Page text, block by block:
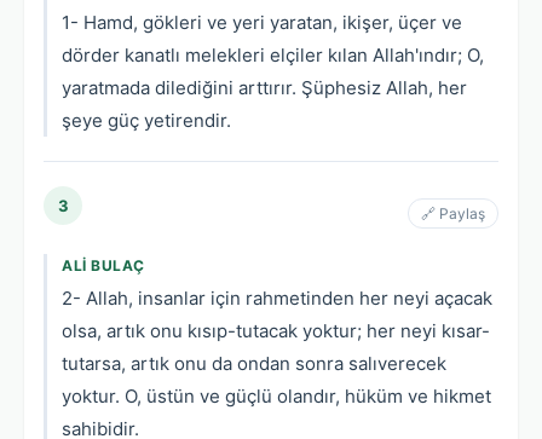
1- Hamd, gökleri ve yeri yaratan, ikişer, üçer ve
dörder kanatlı melekleri elçiler kılan Allah'ındır; O,
yaratmada dilediğini arttırır. Şüphesiz Allah, her
şeye güç yetirendir.
3 🔗 Paylaş
ALI BULAÇ
2- Allah, insanlar için rahmetinden her neyi açacak
olsa, artık onu kısıp-tutacak yoktur; her neyi kısar-
tutarsa, artık onu da ondan sonra salıverecek
yoktur. O, üstün ve güçlü olandır, hüküm ve hikmet
sahibidir.